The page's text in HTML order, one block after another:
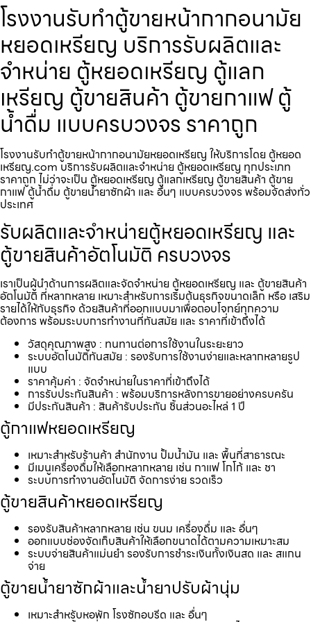
โรงงานรับทำตู้ขายหน้ากากอนามัย
หยอดเหรียญ​​ บริการรับผลิตและ
จำหน่าย ตู้หยอดเหรียญ ตู้แลก
เหรียญ ตู้ขายสินค้า ตู้ขายกาแฟ ตู้
น้ำดื่ม แบบครบวงจร ราคาถูก
โรงงานรับทำตู้ขายหน้ากากอนามัยหยอดเหรียญ​​ ให้บริการโดย ตู้หยอด
เหรียญ.com บริการรับผลิตและจำหน่าย ตู้หยอดเหรียญ ทุกประเภท
ราคาถูก ไม่ว่าจะเป็น ตู้หยอดเหรียญ ตู้แลกเหรียญ ตู้ขายสินค้า ตู้ขาย
กาแฟ ตู้น้ำดื่ม ตู้ขายน้ำยาซักผ้า และ อื่นๆ แบบครบวงจร พร้อมจัดส่งทั่ว
ประเทศ
รับผลิตและจำหน่ายตู้หยอดเหรียญ และ
ตู้ขายสินค้าอัตโนมัติ ครบวงจร
เราเป็นผู้นำด้านการผลิตและจัดจำหน่าย ตู้หยอดเหรียญ และ ตู้ขายสินค้า
อัตโนมัติ ที่หลากหลาย เหมาะสำหรับการเริ่มต้นธุรกิจขนาดเล็ก หรือ เสริม
รายได้ให้กับธุรกิจ ด้วยสินค้าที่ออกแบบมาเพื่อตอบโจทย์ทุกความ
ต้องการ พร้อมระบบการทำงานที่ทันสมัย และ ราคาที่เข้าถึงได้
วัสดุคุณภาพสูง : ทนทานต่อการใช้งานในระยะยาว
ระบบอัตโนมัติทันสมัย : รองรับการใช้งานง่ายและหลากหลายรูป
แบบ
ราคาคุ้มค่า : จัดจำหน่ายในราคาที่เข้าถึงได้
การรับประกันสินค้า : พร้อมบริการหลังการขายอย่างครบครัน
มีประกันสินค้า : สินค้ารับประกัน ชิ้นส่วนอะไหล่ 1 ปี
ตู้กาแฟหยอดเหรียญ
เหมาะสำหรับร้านค้า สำนักงาน ปั้มน้ำมัน และ พื้นที่สาธารณะ
มีเมนูเครื่องดื่มให้เลือกหลากหลาย เช่น กาแฟ โกโก้ และ ชา
ระบบการทำงานอัตโนมัติ จัดการง่าย รวดเร็ว
ตู้ขายสินค้าหยอดเหรียญ
รองรับสินค้าหลากหลาย เช่น ขนม เครื่องดื่ม และ อื่นๆ
ออกแบบช่องจัดเก็บสินค้าให้เลือกขนาดได้ตามความเหมาะสม
ระบบจ่ายสินค้าแม่นยำ รองรับการชำระเงินทั้งเงินสด และ สแกน
จ่าย
ตู้ขายน้ำยาซักผ้าและน้ำยาปรับผ้านุ่ม
เหมาะสำหรับหอพัก โรงซักอบรีด และ อื่นๆ